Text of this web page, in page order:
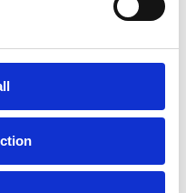
pilotée par l’IA pour
Achats et
Pay (cycle
client) d'Esker